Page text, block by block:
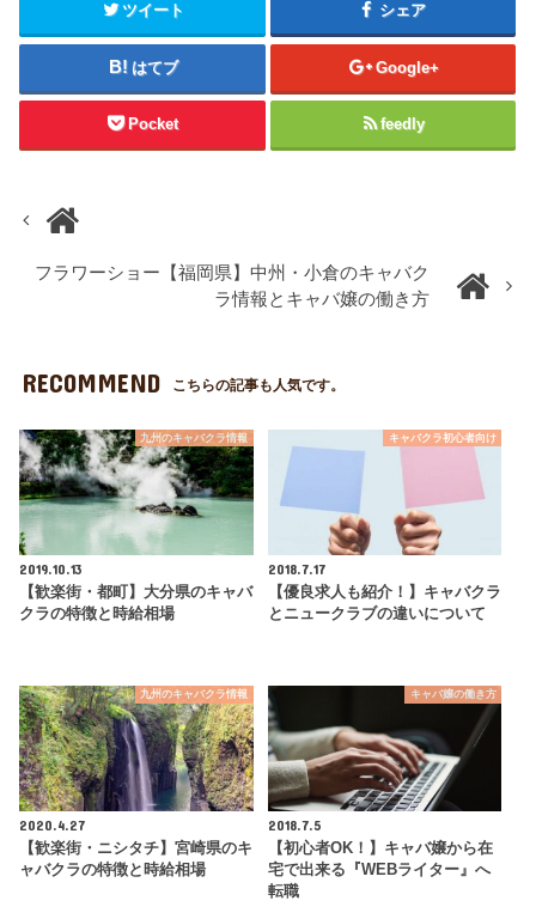
ツイート シェア
はてブ Google+
Pocket feedly
フラワーショー【福岡県】中州・小倉のキャバク
ラ情報とキャバ嬢の働き方
RECOMMEND こちらの記事も人気です。
九州のキャバクラ情報
2019.10.13
【歓楽街・都町】大分県のキャバ
クラの特徴と時給相場
キャバクラ初心者向け
2018.7.17
【優良求人も紹介！】キャバクラ
とニュークラブの違いについて
九州のキャバクラ情報
2020.4.27
【歓楽街・ニシタチ】宮崎県のキ
ャバクラの特徴と時給相場
キャバ嬢の働き方
2018.7.5
【初心者OK！】キャバ嬢から在
宅で出来る『WEBライター』へ
転職